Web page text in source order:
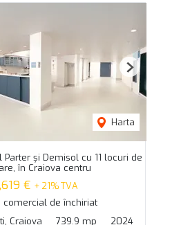
Harta
Next
și Demisol cu 11 locuri de
în Craiova centru
€ + 21% TVA
comercial de închiriat
Craiova
739.9 mp 2024